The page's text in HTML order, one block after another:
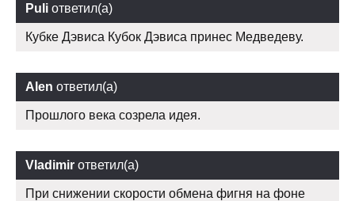
Puli ответил(а)
Кубке Дэвиса Кубок Дэвиса принес Медведеву.
Alen ответил(а)
Прошлого века созрела идея.
Vladimir ответил(а)
При снижении скорости обмена фигня на фоне